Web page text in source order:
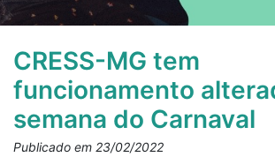
CRESS-MG tem
funcionamento
semana do Carnaval
Publicado em 23/02/2022